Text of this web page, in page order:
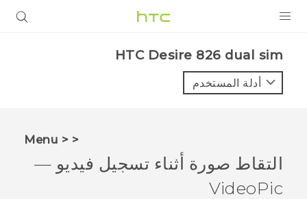
VIVE
VIVERSE
البرامج + التطبيقات
HTC Desire 826 dual sim‎
أدلة المستخدم
< < Menu
التقاط صورة أثناء تسجيل فيديو —
VideoPic